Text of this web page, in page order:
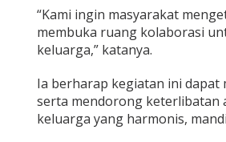
“Kami ingin masyarakat
membuka ruang kolaborasi
keluarga,” katanya.
Ia berharap kegiatan ini
serta mendorong keterlibatan
keluarga yang harmonis,